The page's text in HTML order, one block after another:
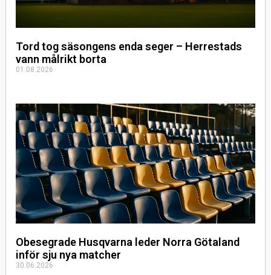
Tord tog säsongens enda seger – Herrestads
vann målrikt borta
01.08.2026
Obesegrade Husqvarna leder Norra Götaland
inför sju nya matcher
30.06.2026